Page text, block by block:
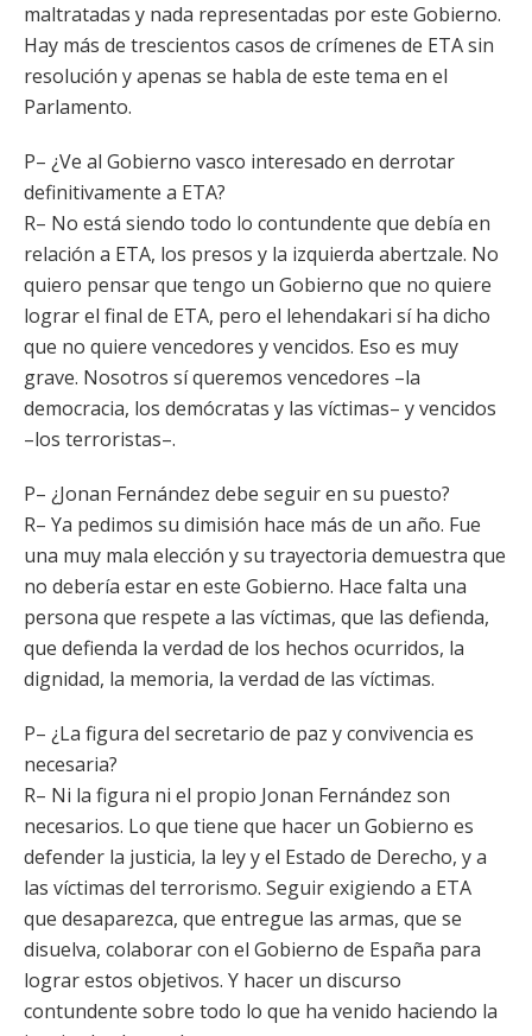
maltratadas y nada representadas por este Gobierno.
Hay más de trescientos casos de crímenes de ETA sin
resolución y apenas se habla de este tema en el
Parlamento.
P– ¿Ve al Gobierno vasco interesado en derrotar
definitivamente a ETA?
R– No está siendo todo lo contundente que debía en
relación a ETA, los presos y la izquierda abertzale. No
quiero pensar que tengo un Gobierno que no quiere
lograr el final de ETA, pero el lehendakari sí ha dicho
que no quiere vencedores y vencidos. Eso es muy
grave. Nosotros sí queremos vencedores –la
democracia, los demócratas y las víctimas– y vencidos
–los terroristas–.
P– ¿Jonan Fernández debe seguir en su puesto?
R– Ya pedimos su dimisión hace más de un año. Fue
una muy mala elección y su trayectoria demuestra que
no debería estar en este Gobierno. Hace falta una
persona que respete a las víctimas, que las defienda,
que defienda la verdad de los hechos ocurridos, la
dignidad, la memoria, la verdad de las víctimas.
P– ¿La figura del secretario de paz y convivencia es
necesaria?
R– Ni la figura ni el propio Jonan Fernández son
necesarios. Lo que tiene que hacer un Gobierno es
defender la justicia, la ley y el Estado de Derecho, y a
las víctimas del terrorismo. Seguir exigiendo a ETA
que desaparezca, que entregue las armas, que se
disuelva, colaborar con el Gobierno de España para
lograr estos objetivos. Y hacer un discurso
contundente sobre todo lo que ha venido haciendo la